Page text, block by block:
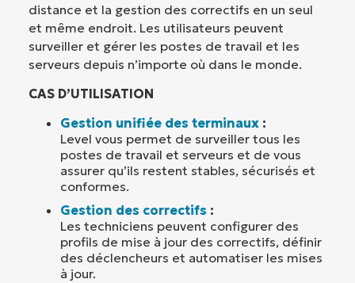
distance et la gestion des correctifs en un seul
et même endroit. Les utilisateurs peuvent
surveiller et gérer les postes de travail et les
serveurs depuis n’importe où dans le monde.
CAS D’UTILISATION
Gestion unifiée des terminaux :
Level vous permet de surveiller tous les
postes de travail et serveurs et de vous
assurer qu’ils restent stables, sécurisés et
conformes.
Gestion des correctifs :
Les techniciens peuvent configurer des
profils de mise à jour des correctifs, définir
des déclencheurs et automatiser les mises
à jour.